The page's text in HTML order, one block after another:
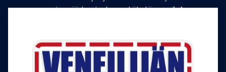
ensimmäisten joukossa. Lähetämme 1-4